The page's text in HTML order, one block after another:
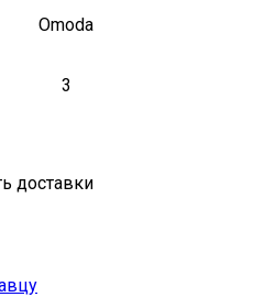
Omoda
3
доставки